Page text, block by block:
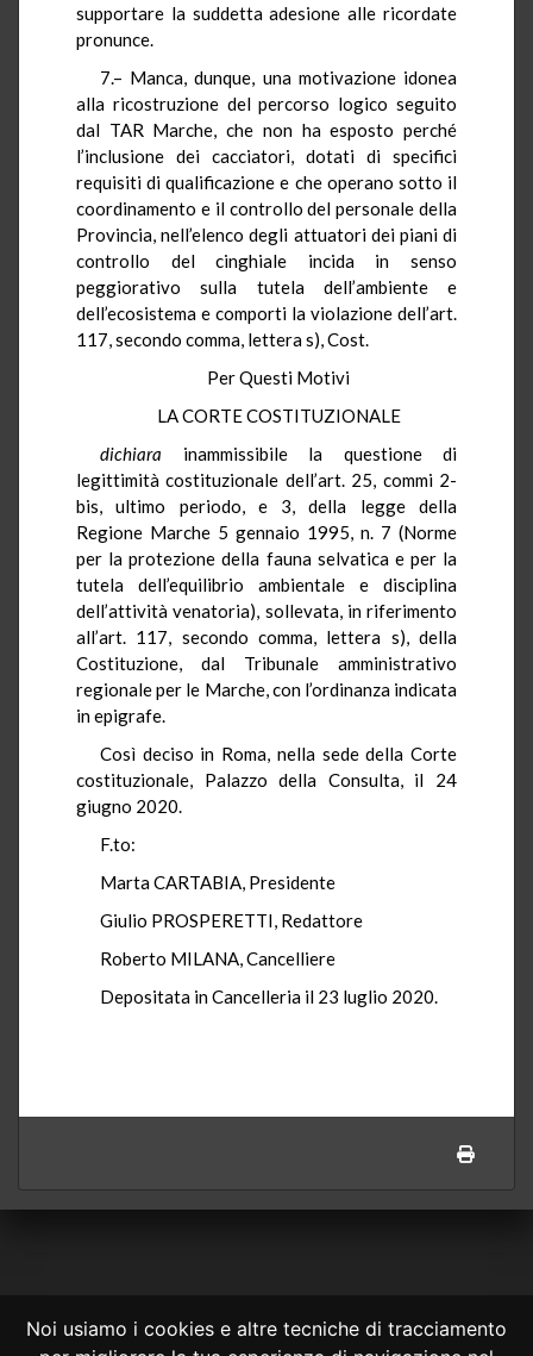
Noi usiamo i cookies e altre tecniche di tracciamento
supportare la suddetta adesione alle ricordate
pronunce.
7.– Manca, dunque, una motivazione idonea
alla ricostruzione del percorso logico seguito
dal TAR Marche, che non ha esposto perché
l’inclusione dei cacciatori, dotati di specifici
requisiti di qualificazione e che operano sotto il
coordinamento e il controllo del personale della
Provincia, nell’elenco degli attuatori dei piani di
controllo del cinghiale incida in senso
peggiorativo sulla tutela dell’ambiente e
dell’ecosistema e comporti la violazione dell’art.
117, secondo comma, lettera s), Cost.
Per Questi Motivi
LA CORTE COSTITUZIONALE
dichiara inammissibile la questione di
legittimità costituzionale dell’art. 25, commi 2-
bis, ultimo periodo, e 3, della legge della
Regione Marche 5 gennaio 1995, n. 7 (Norme
per la protezione della fauna selvatica e per la
tutela dell’equilibrio ambientale e disciplina
dell’attività venatoria), sollevata, in riferimento
all’art. 117, secondo comma, lettera s), della
Costituzione, dal Tribunale amministrativo
regionale per le Marche, con l’ordinanza indicata
in epigrafe.
Così deciso in Roma, nella sede della Corte
costituzionale, Palazzo della Consulta, il 24
giugno 2020.
F.to:
Marta CARTABIA, Presidente
Giulio PROSPERETTI, Redattore
Roberto MILANA, Cancelliere
Depositata in Cancelleria il 23 luglio 2020.